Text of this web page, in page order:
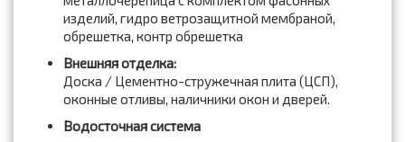
изделий, гидро ветрозащитной мембраной,
обрешетка, контр обрешетка
Внешняя отделка:
Доска / Цементно-стружечная плита (ЦСП),
оконные отливы, наличники окон и дверей.
Водосточная система